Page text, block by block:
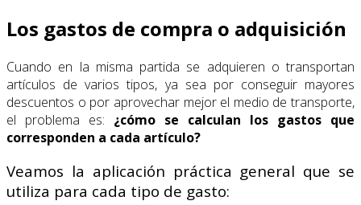
Los gastos de compra o adquisición
Cuando en la misma partida se adquieren o transportan
artículos de varios tipos, ya sea por conseguir mayores
descuentos o por aprovechar mejor el medio de transporte,
el problema es: ¿cómo se calculan los gastos que
corresponden a cada artículo?
Veamos la aplicación práctica general que se
utiliza para cada tipo de gasto: